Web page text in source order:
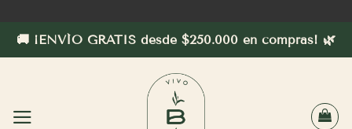
contenido
🚚 ¡ENVÍO GRATIS desde $250.000 en compras! 🌿